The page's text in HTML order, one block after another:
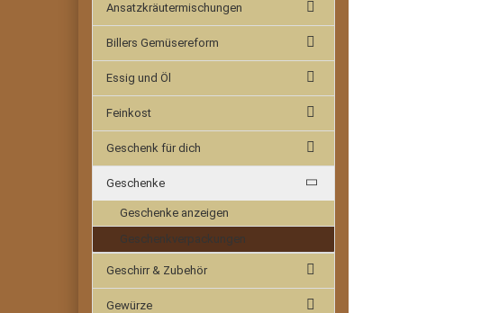
Ansatzkräutermischungen
Billers Gemüsereform
Essig und Öl
Feinkost
Geschenk für dich
Geschenke
Geschenke anzeigen
Geschenkverpackungen
Geschirr & Zubehör
Gewürze